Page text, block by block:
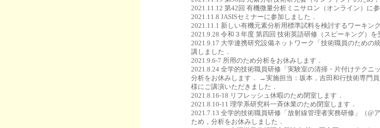
2021.11.12 第42回 有機微量分析ミニサロン（オンライン）に参
2021.11.8 JASISセミナーに参加しました．
2021.11.1 新しい有機元素分析用標準試料を検討するワーキン
2021.9.28 令和３年度 第四回 技術英語研修（スピーキング）を
2021.9.17 大学連携研究設備ネットワーク「技術職員のための
講しました．
2021.9.6-7 所用のため分析をお休みします．
2021.8.24 全学的技術職員研修「実験室の清掃・片付けテクニ
分析をお休みします． →実施担当：坂本，吉田和行技術専門
様にご講演いただきました．
2021.8.16-18 リフレッシュ休暇のため閉室します．
2021.8.10-11 理学系研究科一斉休業のため閉室します．
2021.7.13 全学的技術職員研修「放射線管理者実務研修」（@
ため，分析をお休みしました．